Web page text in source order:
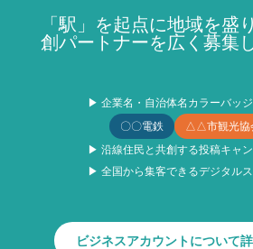
「駅」を起点に地域を盛
創パートナーを広く募集
▶ 企業名・自治体名カラーバッ
〇〇電鉄
△△市観光協
▶ 沿線住民と共創する投稿キャ
▶ 全国から集客できるデジタル
ビジネスアカウントについて